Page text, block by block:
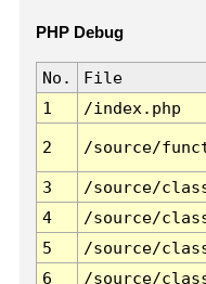
PHP Debug
No. File
1
/index.php
2 /source/
3 /source/
4
/source/
5
/source/
6
/source/